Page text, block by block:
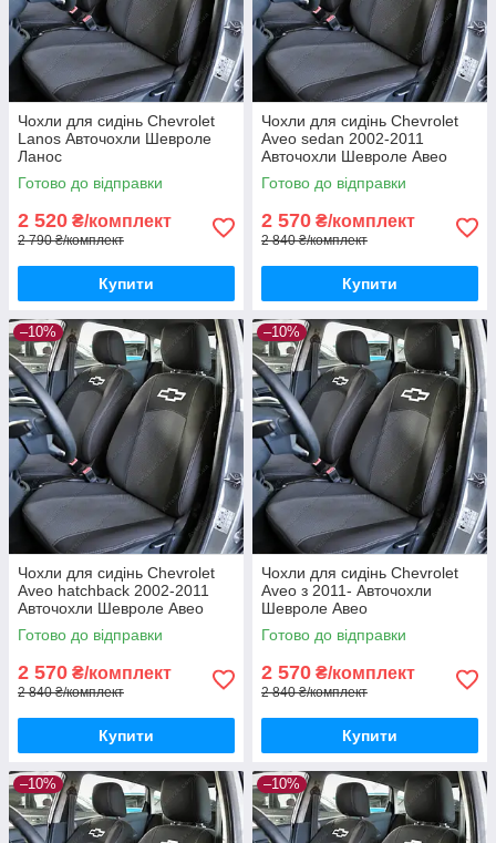
Чохли для сидінь Chevrolet
Lanos Авточохли Шевроле
Ланос
Готово до відправки
2 520 ₴/комплект
2 790 ₴/комплект
Купити
Чохли для сидінь Chevrolet
Aveo sedan 2002-2011
Авточохли Шевроле Авео
седан
Готово до відправки
2 570 ₴/комплект
2 840 ₴/комплект
Купити
–10%
Чохли для сидінь Chevrolet
Aveo hatchback 2002-2011
Авточохли Шевроле Авео
хетчбек
Готово до відправки
2 570 ₴/комплект
2 840 ₴/комплект
Купити
–10%
Чохли для сидінь Chevrolet
Aveo з 2011- Авточохли
Шевроле Авео
Готово до відправки
2 570 ₴/комплект
2 840 ₴/комплект
Купити
–10% –10%